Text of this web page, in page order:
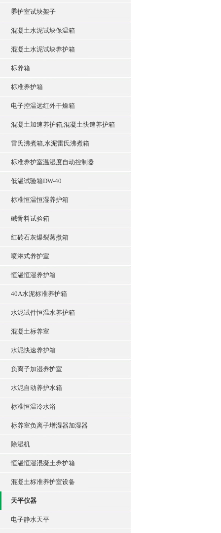
子
养护室试块架子
混凝土水泥试块保温箱
混凝土水泥试块养护箱
标养箱
标准养护箱
电子控温远红外干燥箱
混凝土加速养护箱,混凝土快速养护箱
雷氏沸煮箱,水泥雷氏沸煮箱
标准养护室温湿度自动控制器
低温试验箱DW-40
标准恒温恒湿养护箱
碱骨料试验箱
红砖石灰爆裂蒸煮箱
喷淋式养护室
恒温恒湿养护箱
40A水泥标准养护箱
水泥试件恒温水养护箱
混凝土标养室
水泥快速养护箱
负离子加湿养护室
水泥自动养护水箱
标准恒温冷水浴
标养室负离子增湿器加湿器
除湿机
恒温恒湿混凝土养护箱
混凝土标准养护室设备
天平仪器
电子静水天平